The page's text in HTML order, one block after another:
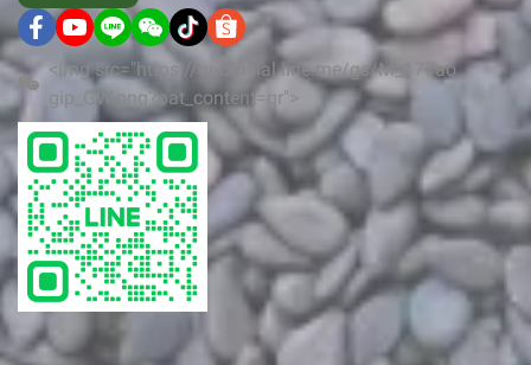
<img src="https://qr-official.line.me/gs/M_177ao
gip_GW.png?oat_content=qr">